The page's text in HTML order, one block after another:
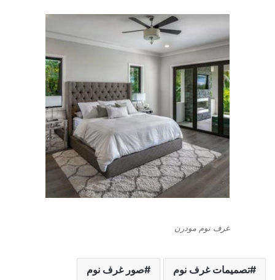
غرف نوم مودرن
تصميمات غرف نوم صور غرف نوم